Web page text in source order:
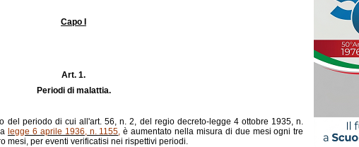
Capo I
Art. 1.
Periodi di malattia.
del periodo di cui all'art. 56, n. 2, del regio decreto-legge 4 ottobre 1935, n.
legge 6 aprile 1936, n. 1155, è aumentato nella misura di due mesi ogni tre
mesi, per eventi verificatisi nei rispettivi periodi.